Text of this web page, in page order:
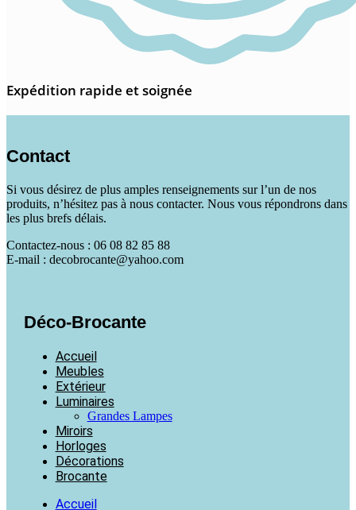
Expédition rapide et soignée
Contact
Si vous désirez de plus amples renseignements sur l’un de nos
produits, n’hésitez pas à nous contacter. Nous vous répondrons dans
les plus brefs délais.
Contactez-nous : 06 08 82 85 88
E-mail : decobrocante@yahoo.com
Déco-Brocante
Accueil
Meubles
Extérieur
Luminaires
Grandes Lampes
Miroirs
Horloges
Décorations
Brocante
Accueil